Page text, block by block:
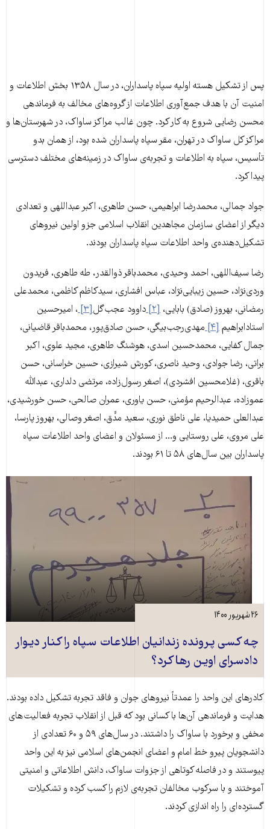
پس از تشکیل هسته اولیه سپاه پاسداران، در سال ۱۳۵۸ بخش اطلاعات و
امنیت آن با هدف جمع‌آوری اطلاعات از گروه های مخالف به فرماندهی‌
محسن رضایی شروع به کار کرد. چون غالب مراکز ساواک، در شهرستان‌ها و
مراکز کل ساواک در تهران، مقر سپاه پاسداران شده بود، از همان بدو
تأسیس، سپاه به اطلاعات و تجربه‌‌ی ساواک در زمینه‌هاى مختلف دسترسى
پیدا کرد.
جواد جمالی، محمدرضا ابراهیمی، حسن طاهری، اکبر عبداللهی و تعدادی
دیگر از اعضای سازمان مجاهدین انقلاب اسلامی جزو اولین نیروهای
تشکیل‌دهنده‌ی واحد اطلاعات سپاه پاسداران بودند.
رضا سیف‌اللهی، احمد ‌وحیدی، محمد‌باقر ذوالقدر، طه طاهری، فریدون
وردی‌نژاد، ‌حسین زیبایی‌نژاد، عباس افشاری، سیدکاظم کاظمی، محمدعلی
رمضانی، بهروز (صادق) بابایی، [۲] داوود عجب‌گل[۳]
، امیرحسین
استاد‌ابراهیم[۴]
مهدی‌رجب‌بیگی، حسن صادق‌پور، محمدباقر قاضیانی،
جمال کفایی، محمدحسین اسدی، هوشنگ طاهری، مجید علوی، اکبر
براتی، رضا جوادی، وحید ناصری، کورش شیرازی، حسین خراسانی، حسن
باقری، (غلامحسین افشردی)، اصغر رسول‌زاده، مرتضی دلداری، عبدالله
عموزاده، عبدالرحیم مؤمنی، حسن یاوری، عمران صالحی، حسن خورشیدی،
عبدالعلی حمیدیا، علی‌‌ ناطق نوری، سعید مدٍّق، اصغر وصالی، بهروز پارسا،
علی مروی، علی روستایی و... از مسئولان و اعضای واحد اطلاعات سپاه
پاسداران بین سال‌های ۵۸ تا ۶۱ بودند.
چه کسی پرونده زندانیان اطلاعات سپاه را کنار دیوار
دادسرای اوین رها کرد؟
۲۶ شهریور ۱۴۰۰
کادر‌های این واحد را عمدتاً نیروهای جوان و فاقد تجربه تشکیل داده بودند.
هدایت‌ و فرماندهی آن‌ها با کسانی بود که قبل از انقلاب تجربه فعالیت های
مخفی و برخورد با ساواک را داشتند. در سال‌های ۵۹ و ۶۰ تعدادی از
دانشجویان پیرو خط امام و اعضای انجمن‌های اسلامی نیز به این واحد
پیوستند و در فاصله کوتاهی از جزوات ساواک، دانش اطلاعاتی و امنیتی
آموختند و با سرکوب مخالفان تجربه‌ی لازم را کسب کرده و تشکیلات
گسترده ای را راه اندازی کردند.